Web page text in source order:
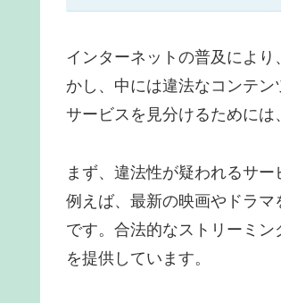
インターネットの普及によ
かし、中には違法なコンテ
サービスを見分けるためには
まず、違法性が疑われるサ
例えば、最新の映画やドラ
です。合法的なストリーミ
を提供しています。